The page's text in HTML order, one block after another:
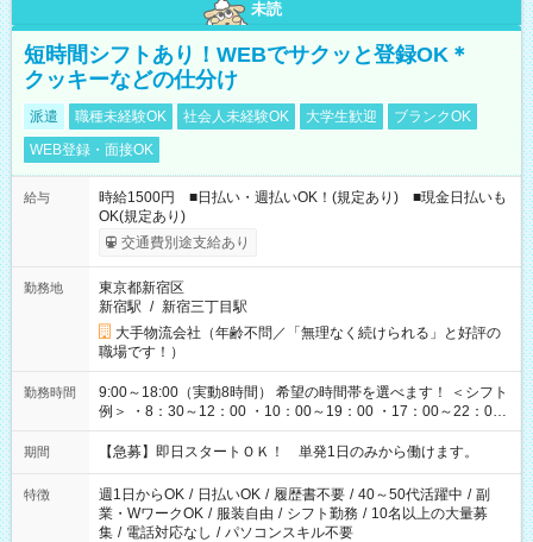
未読
短時間シフトあり！WEBでサクッと登録OK＊
クッキーなどの仕分け
派遣 職種未経験OK 社会人未経験OK 大学生歓迎
ブランクOK
WEB登録・面接OK
給与
時給1500円 ■日払い・週払いOK！(規定あり) ■現金日払いも
OK(規定あり)
交通費別途支給あり
勤務地
東京都新宿区
新宿駅 / 新宿三丁目駅
大手物流会社（年齢不問／「無理なく続けられる」と好評の
職場です！）
勤務時間
9:00～18:00（実動8時間） 希望の時間帯を選べます！ ＜シフト
例＞ ・8：30～12：00 ・10：00～19：00 ・17：00～22：00
・13：00～22：00 ・22：00～翌6：00 など
期間 【急募】即日スタートＯＫ！ 単発1日のみから働けます。
特徴 週1日からOK / 日払いOK / 履歴書不要 / 40～50代活躍中 / 副
業・WワークOK / 服装自由 / シフト勤務 / 10名以上の大量募
集 / 電話対応なし / パソコンスキル不要